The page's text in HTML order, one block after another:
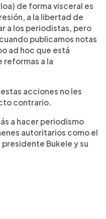
de forma visceral es
a la libertad de
a los periodistas, pero
publicamos notas
ad hoc que está
reformas a la
acciones no les
contrario.
a hacer periodismo
autoritarios como el
Bukele y su